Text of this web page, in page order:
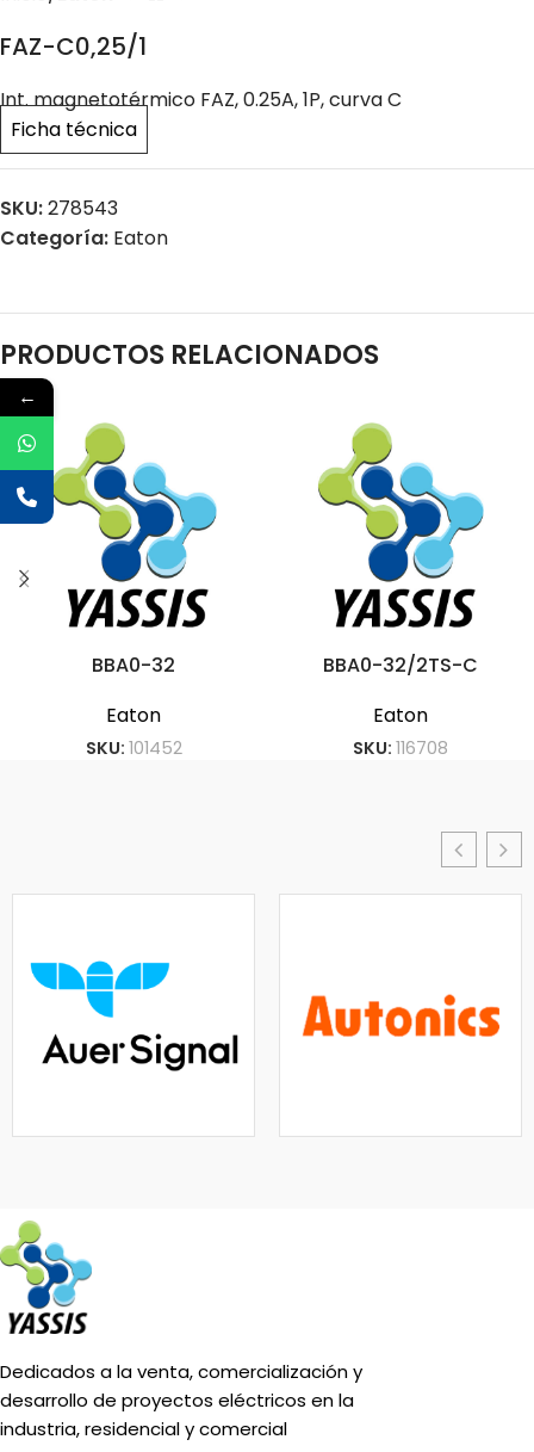
FAZ-C0,25/1
Int. magnetotérmico FAZ, 0.25A, 1P, curva C
Ficha técnica
SKU:278543
Categoría: Eaton
PRODUCTOS RELACIONADOS
BBA0-32
Eaton
SKU: 101452
BBA0-32/2TS-C
Eaton
SKU: 116708
Dedicados a la venta, comercialización y
desarrollo de proyectos eléctricos en la
industria, residencial y comercial
←